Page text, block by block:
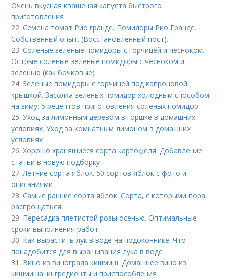
Очень вкусная квашеная капуста быстрого
приготовления
22.Семена томат Рио гранде. Помидоры Рио Гранде.
Собственный опыт. (Восстановленный пост).
23.Соленые зеленые помидоры с горчицей и чесноком.
Острые соленые зеленые помидоры с чесноком и
зеленью (как бочковые)
24.Зеленые помидоры с горчицей под капроновой
крышкой. Засолка зеленых помидор холодным способом
на зиму: 5 рецептов приготовления соленых помидор
25.Уход за лимонным деревом в горшке в домашних
условиях. Уход за комнатным лимоном в домашних
условиях
26.Хорошо хранящиеся сорта картофеля. Добавление
статьи в новую подборку
27.Летние сорта яблок. 50 сортов яблок с фото и
описаниями
28.Самые ранние сорта яблок. Сорта, с которыми пора
распрощаться
29. Пересадка плетистой розы осенью. Оптимальные
сроки выполнения работ
30. Как вырастить лук в воде на подоконнике. Что
понадобится для выращивания лука в воде
31. Вино из винограда кишмиш. Домашнее вино из
кишмиша: ингредиенты и приспособления